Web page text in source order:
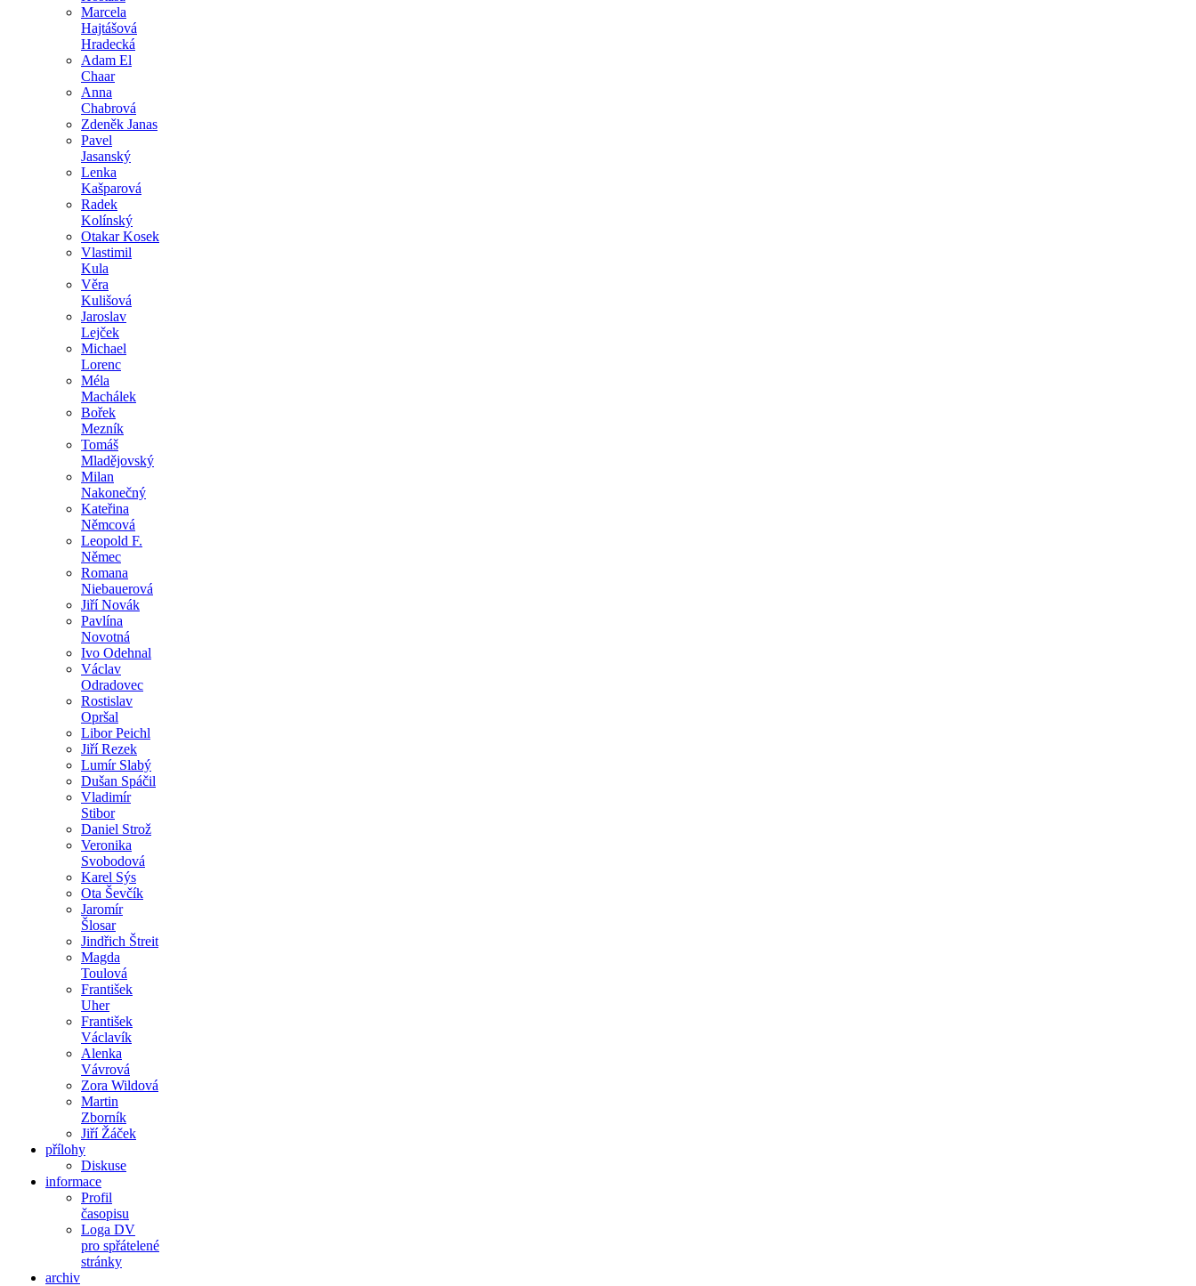
Marcela
Hajtášová
Hradecká
Adam El
Chaar
Anna
Chabrová
Zdeněk Janas
Pavel
Jasanský
Lenka
Kašparová
Radek
Kolínský
Otakar Kosek
Vlastimil
Kula
Věra
Kulišová
Jaroslav
Lejček
Michael
Lorenc
Méla
Machálek
Bořek
Mezník
Tomáš
Mladějovský
Milan
Nakonečný
Kateřina
Němcová
Leopold F.
Němec
Romana
Niebauerová
Jiří Novák
Pavlína
Novotná
Ivo Odehnal
Václav
Odradovec
Rostislav
Opršal
Libor Peichl
Jiří Rezek
Lumír Slabý
Dušan Spáčil
Vladimír
Stibor
Daniel Strož
Veronika
Svobodová
Karel Sýs
Ota Ševčík
Jaromír
Šlosar
Jindřich Štreit
Magda
Toulová
František
Uher
František
Václavík
Alenka
Vávrová
Zora Wildová
Martin
Zborník
Jiří Žáček
přílohy
Diskuse
informace
Profil
časopisu
Loga DV
pro spřátelené
stránky
archiv